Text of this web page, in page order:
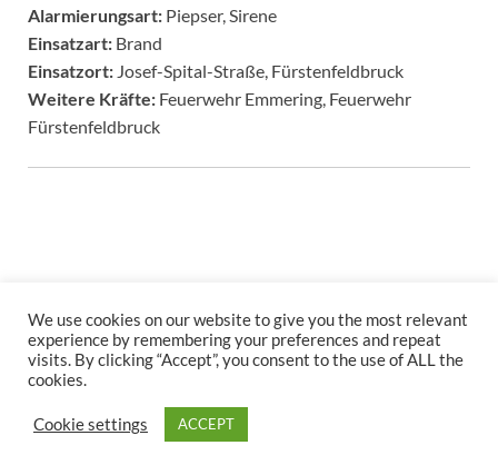
Alarmierungsart: Piepser, Sirene
Einsatzart: Brand
Einsatzort: Josef-Spital-Straße, Fürstenfeldbruck
Weitere Kräfte: Feuerwehr Emmering, Feuerwehr
Fürstenfeldbruck
Copyright © 2026.
Stolz präsentiert WordPress und
We use cookies on our website to give you the most relevant
experience by remembering your preferences and repeat
visits. By clicking “Accept”, you consent to the use of ALL the
cookies.
Cookie settings ACCEPT